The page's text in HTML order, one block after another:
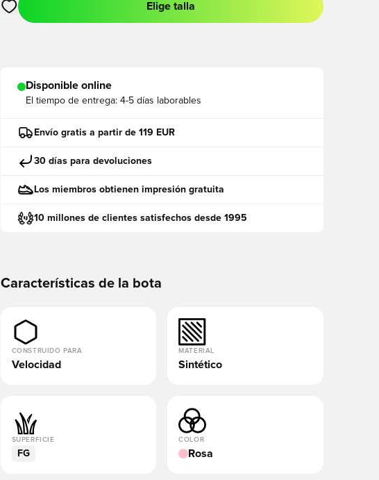
Abre un modal para iniciar sesión o registrarse como miembro
Elige talla
Disponible online
El tiempo de entrega: 4-5 días laborables
Envío gratis a partir de 119 EUR
30 días para devoluciones
Los miembros obtienen impresión gratuita
10 millones de clientes satisfechos desde 1995
Características de la bota
CONSTRUIDO PARA
Velocidad
MATERIAL
Sintético
SUPERFICIE
FG
COLOR
Rosa